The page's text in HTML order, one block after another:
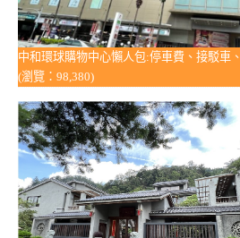
中和環球購物中心懶人包:停車費、接駁車
(瀏覽：98,380)